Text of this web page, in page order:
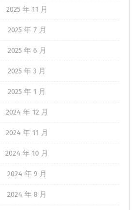
2025 年 11 月
2025 年 7 月
2025 年 6 月
2025 年 3 月
2025 年 1 月
2024 年 12 月
2024 年 11 月
2024 年 10 月
2024 年 9 月
2024 年 8 月